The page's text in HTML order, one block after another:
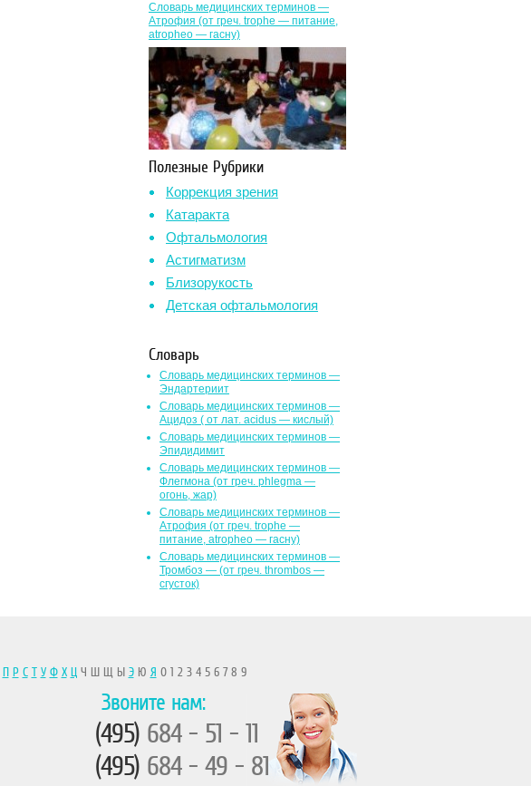
Словарь медицинских терминов —
Атрофия (от греч. trophe — питание,
atropheo — гасну)
Полезные Рубрики
Коррекция зрения
Катаракта
Офтальмология
Астигматизм
Близорукость
Детская офтальмология
Словарь
Словарь медицинских терминов —
Эндартериит
Словарь медицинских терминов —
Ацидоз ( от лат. асidus — кислый)
Словарь медицинских терминов —
Эпидидимит
Словарь медицинских терминов —
Флегмона (от гpeч. phlegma —
огонь, жар)
Словарь медицинских терминов —
Атрофия (от греч. trophe —
питание, atropheo — гасну)
Словарь медицинских терминов —
Тромбоз — (от греч. thrombos —
сгусток)
П Р С Т У Ф Х ЦЧ Ш Щ Ы ЭЮ Я 0 1 2 3 4 5 6 7 8 9
Звоните нам:
(495) 684 - 51 - 11
(495) 684 - 49 - 81